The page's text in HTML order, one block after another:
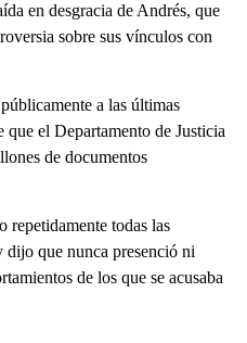
en desgracia de Andrés, que
sobre sus vínculos con
a las últimas
que el Departamento de Justicia
de documentos
repetidamente todas las
dijo que nunca presenció ni
de los que se acusaba